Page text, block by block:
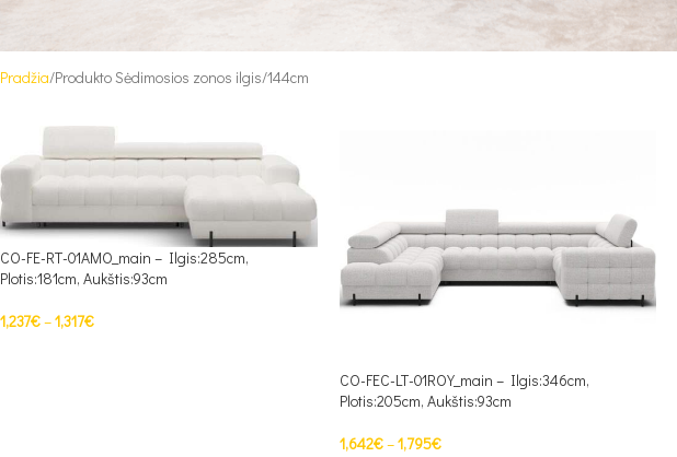
Pradžia Produkto Sėdimosios zonos ilgis 144cm
CO-FE-RT-01AMO_main – Ilgis:285cm,
Plotis:181cm, Aukštis:93cm
1,237€–1,317€
CO-FEC-LT-01ROY_main – Ilgis:346cm,
Plotis:205cm, Aukštis:93cm
1,642€–1,795€